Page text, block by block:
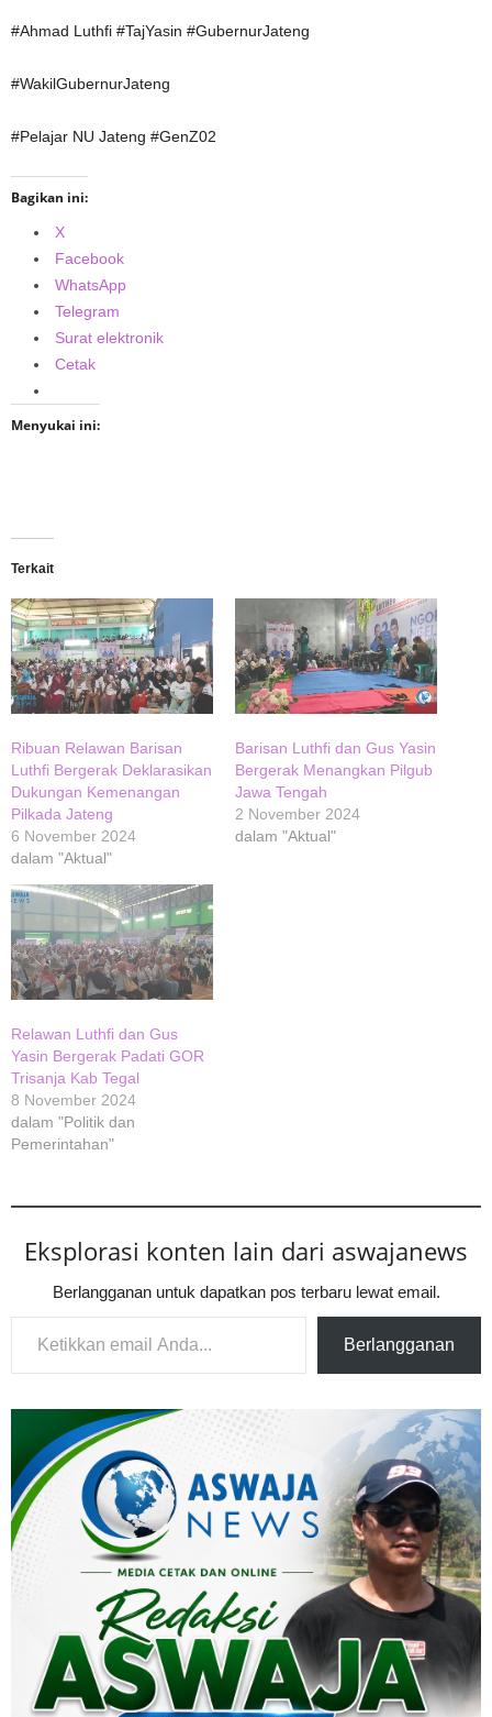
#Ahmad Luthfi #TajYasin #GubernurJateng
#WakilGubernurJateng
#Pelajar NU Jateng #GenZ02
Bagikan ini:
X
Facebook
WhatsApp
Telegram
Surat elektronik
Cetak
Menyukai ini:
Terkait
Ribuan Relawan Barisan
Luthfi Bergerak Deklarasikan
Dukungan Kemenangan
Pilkada Jateng
6 November 2024
dalam "Aktual"
Barisan Luthfi dan Gus Yasin
Bergerak Menangkan Pilgub
Jawa Tengah
2 November 2024
dalam "Aktual"
Relawan Luthfi dan Gus
Yasin Bergerak Padati GOR
Trisanja Kab Tegal
8 November 2024
dalam "Politik dan
Pemerintahan"
Eksplorasi konten lain dari aswajanews
Berlangganan untuk dapatkan pos terbaru lewat email.
Ketikkan email Anda...
Berlangganan